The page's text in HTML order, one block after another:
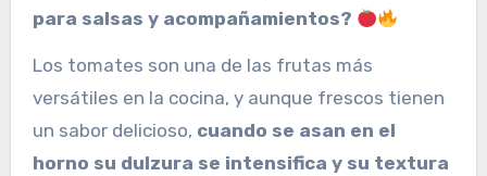
para salsas y acompañamientos?
Los tomates son una de las frutas más
versátiles en la cocina, y aunque frescos tienen
un sabor delicioso, cuando se asan en el
horno su dulzura se intensifica y su textura